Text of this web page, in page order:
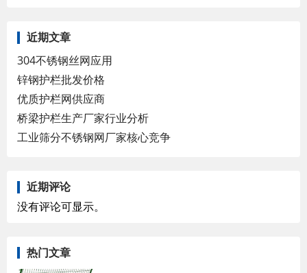
近期文章
304不锈钢丝网应用
锌钢护栏批发价格
优质护栏网供应商
桥梁护栏生产厂家行业分析
工业筛分不锈钢网厂家核心竞争
近期评论
没有评论可显示。
热门文章